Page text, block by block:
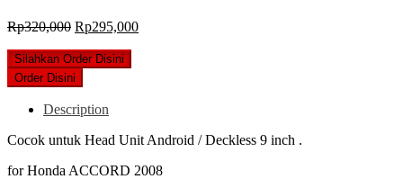
Rp320,000 Original
was:
Rp320,000.
Rp295,000Current
Silahkan Order Disini
Order Disini
Description
Cocok untuk Head Unit Android / Deckless 9 inch .
for Honda ACCORD 2008